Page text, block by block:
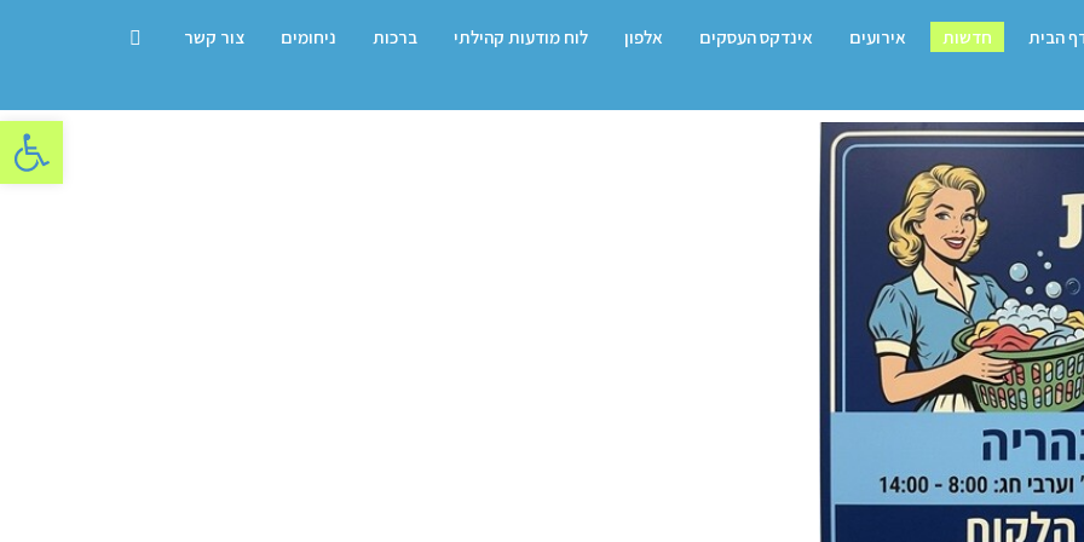
פתח
הבית חדשות אירועים אינדקס העסקים אלפון לוח מודעות קהילתי ברכות ניחומים צור קשר